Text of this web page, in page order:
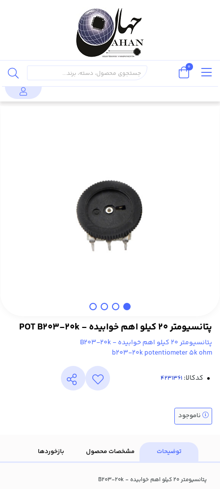
محصولات مقاومت
پتانسیومتر 20 کیلو اهم خوابیده -
پتانسیومتر 20 کیلو اهم خوابیده - POT B203-20k
پتانسیومتر 20 کیلو اهم خوابیده - B203-20k
b203-20k potentiometer 5k ohm
کدکالا:
ناموجود
توضیحات مشخصات محصول بازخوردها
پتانسیومتر 20 کیلو اهم خوابیده - B203-20k
0